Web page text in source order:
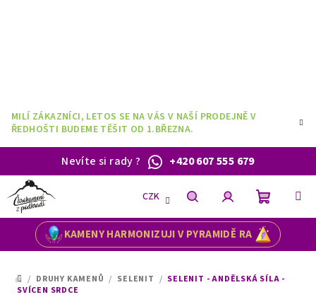
MILÍ ZÁKAZNÍCI, LETOS SE NA VÁS V NAŠÍ PRODEJNĚ V
ŘEDHOŠTI BUDEME TĚŠIT OD 1.BŘEZNA.
Nevíte si rady? +420 607 555 679
KAMENY HARMONIZUJI V PYRAMIDĚ RA
CZK
HledatPřihlášeníNákupní
DOMŮ
/ DRUHY KAMENŮ / SELENIT / SELENIT - ANDĚLSKÁ SÍLA -
SVÍCEN SRDCE